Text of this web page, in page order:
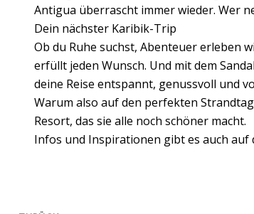
Antigua überrascht immer wieder. Wer
Dein nächster Karibik-Trip
Ob du Ruhe suchst, Abenteuer erleben
erfüllt jeden Wunsch. Und mit dem
deine Reise entspannt, genussvoll und
Warum also auf den perfekten
Resort, das sie alle noch schöner macht.
Infos und Inspirationen gibt es auch auf